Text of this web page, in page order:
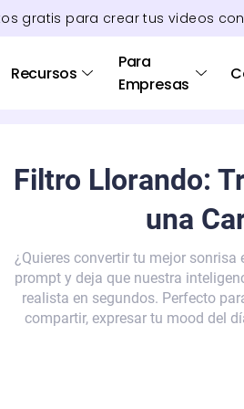
gratis para crear tus videos con
Recursos
Para
Empresas
Filtro Llorando:
una
¿Quieres convertir tu mejor
prompt y deja que nuestra
realista en segundos. Perfecto
compartir, expresar tu mood del